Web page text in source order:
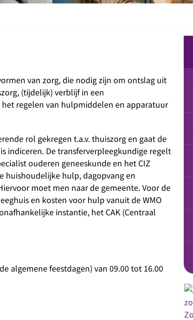
van zorg, die nodig zijn om ontslag uit
(tijdelijk) verblijf in een
regelen van hulpmiddelen en apparatuur
rol gekregen t.a.v. thuiszorg en gaat de
indiceren. De transferverpleegkundige regelt
ouderen geneeskunde en het CIZ
huishoudelijke hulp, dagopvang en
moet men naar de gemeente. Voor de
en kosten voor hulp vanuit de WMO
instantie, het CAK (Centraal
algemene feestdagen) van 09.00 tot 16.00